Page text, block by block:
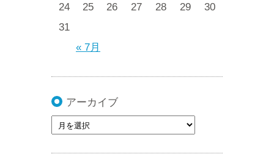
« 7月
24
25 26 27 28 29
30
31
アーカイブ